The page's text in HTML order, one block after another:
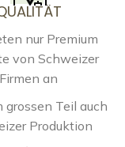
nur Premium
von Schweizer
Firmen an
grossen Teil auch
Produktion